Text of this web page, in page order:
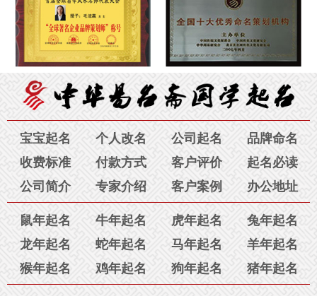
订单号为：189****6527 的 刘英：
虽说大恩不言谢，可我还想
说，感谢您毛老师！我跟老公在广州本地找了四家起名公司，花
了几千元钱都没有取到满意的好名字，在您这里支付了区区980
元就已经为孩子取到了喜欢的名字。令我们感动的是，我们南北
两地不在一座城市，沟通都是通过电话，邮件，视频讲解含义。
毛老师您的认真，您的专业知识，真诚、耐心和对我们家长的包
容与理解令我们感动，特别是几次已经很晚了，您却不厌其烦的
诚善良的心。您就是人们常说的三善女子“善良、善思、善解人
意”相信您一定会在幸福与快乐中成就自己的事业。祝；好人一生
订单号为：135****5034 的 金先生：一直都相信八字取名字，我
刚开始也是在别的网站上起名字，但是名字取的不好听，含义不
好。看到贵站的毛老师，经过沟通还是觉得有信心，毛老师第一
起名结果已发出，请查收。
7月31日
订单号为：189****5579的 浙江宁波吕先生：您的宝宝
起名结果已发出，请查收。
7月31日
宝宝起名 个人改名 公司起名
品牌命名
收费标准
付款方式 客户评价
起名必读
公司简介
专家介绍 客户案例 办公地址
鼠年起名 牛年起名 虎年起名
兔年起名
龙年起名
蛇年起名 马年起名
羊年起名
猴年起名
鸡年起名 狗年起名 猪年起名